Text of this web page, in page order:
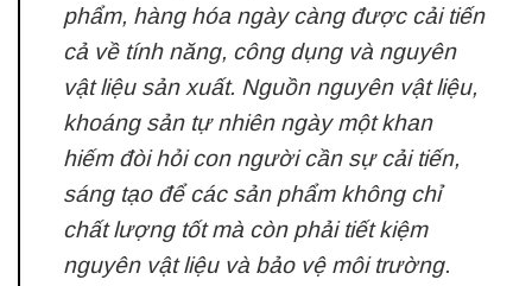
phẩm, hàng hóa ngày càng được cải tiến
cả về tính năng, công dụng và nguyên
vật liệu sản xuất. Nguồn nguyên vật liệu,
khoáng sản tự nhiên ngày một khan
hiếm đòi hỏi con người cần sự cải tiến,
sáng tạo để các sản phẩm không chỉ
chất lượng tốt mà còn phải tiết kiệm
nguyên vật liệu và bảo vệ môi trường.